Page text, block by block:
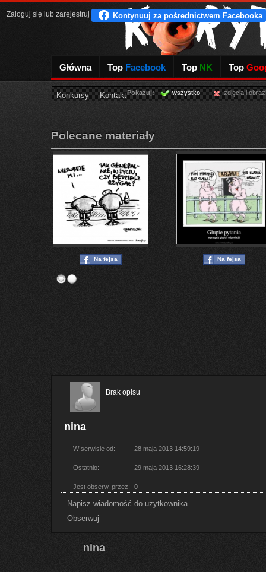
Główna Top Facebook Top NK Top
Konkursy Kontakt
Zaloguj się lub zarejestruj
Pokazuj: wszystko zdjęcia i
Polecane materiały
Na fejsa Na fejsa
nina
Brak opisu
W serwisie od: 28 maja 2013 14:59:19
Ostatnio: 29 maja 2013 16:28:39
Jest obserw. przez: 0
Napisz wiadomość do użytkownika
Obserwuj
nina